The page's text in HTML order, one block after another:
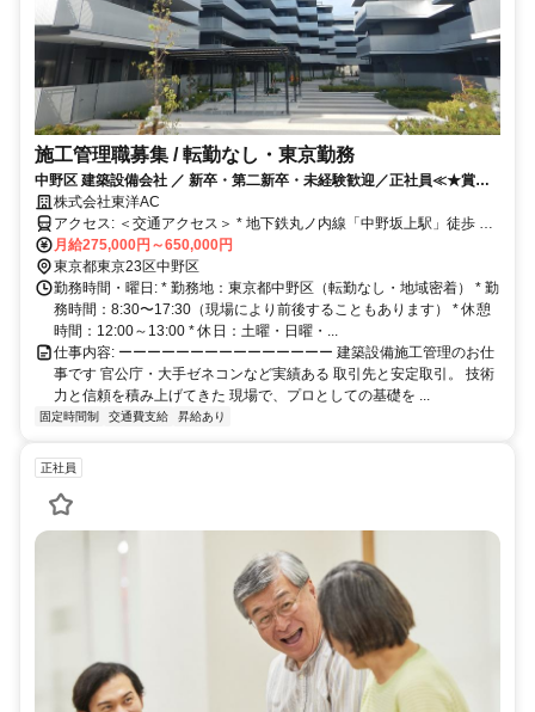
施工管理職募集 / 転勤なし・東京勤務
中野区 建築設備会社 ／ 新卒・第二新卒・未経験歓迎／正社員≪★賞与2
回＋手当充実≫◎週休2日
株式会社東洋AC
アクセス: ＜交通アクセス＞ * 地下鉄丸ノ内線「中野坂上駅」徒歩 5
分 * 都営大江戸線 「中野坂上駅」徒歩 7分 * 都営バス 「本町
三丁目」徒歩4分 * 都営バス 「宝仙寺」 徒歩3分 ↓アクセス
マップあり！ https://www.toyoac.co.jp/contact.html
月給275,000円～650,000円
東京都東京23区中野区
勤務時間・曜日: * 勤務地：東京都中野区（転勤なし・地域密着） * 勤
務時間：8:30〜17:30（現場により前後することもあります） * 休憩
時間：12:00～13:00 * 休日：土曜・日曜・...
仕事内容: ーーーーーーーーーーーーーーー 建築設備施工管理のお仕
事です 官公庁・大手ゼネコンなど実績ある 取引先と安定取引。 技術
力と信頼を積み上げてきた 現場で、プロとしての基礎を ...
固定時間制 交通費支給 昇給あり
正社員